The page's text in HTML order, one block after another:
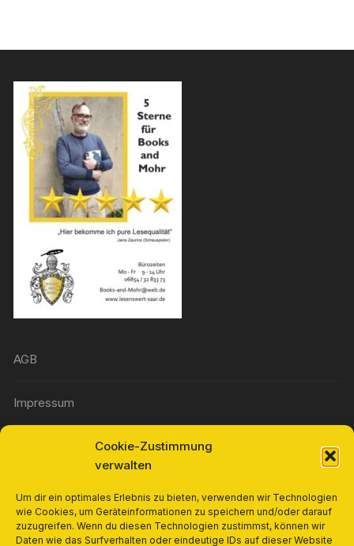
Cookie-Zustimmung
verwalten
Um dir ein optimales Erlebnis zu bieten, verwenden wir Technologien
wie Cookies, um Geräteinformationen zu speichern und/oder darauf
zuzugreifen. Wenn du diesen Technologien zustimmst, können wir
Daten wie das Surfverhalten oder eindeutige IDs auf dieser Website
AGB
Impressum
Widerrufsbelehrung
Cookie-Richtlinie (EU)